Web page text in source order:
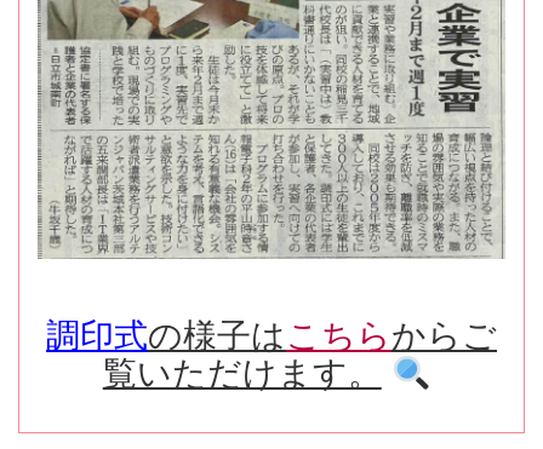
調印式の様子はこちらからご
覧いただけます。